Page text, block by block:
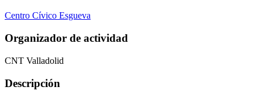
Centro Cívico Esgueva
Organizador de actividad
CNT Valladolid
Descripción